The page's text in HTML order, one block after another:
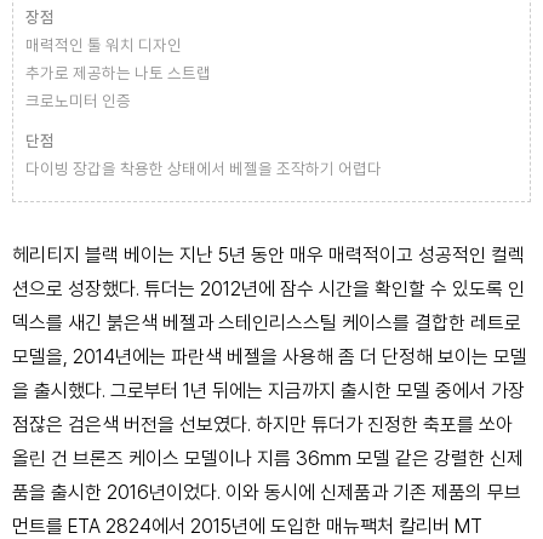
장점
매력적인 툴 워치 디자인
추가로 제공하는 나토 스트랩
크로노미터 인증
단점
다이빙 장갑을 착용한 상태에서 베젤을 조작하기 어렵다
​헤리티지 블랙 베이는 지난 5년 동안 매우 매력적이고 성공적인 컬렉
션으로 성장했다. 튜더는 2012년에 잠수 시간을 확인할 수 있도록 인
덱스를 새긴 붉은색 베젤과 스테인리스스틸 케이스를 결합한 레트로
모델을, 2014년에는 파란색 베젤을 사용해 좀 더 단정해 보이는 모델
을 출시했다. 그로부터 1년 뒤에는 지금까지 출시한 모델 중에서 가장
점잖은 검은색 버전을 선보였다. 하지만 튜더가 진정한 축포를 쏘아
올린 건 브론즈 케이스 모델이나 지름 36mm 모델 같은 강렬한 신제
품을 출시한 2016년이었다. 이와 동시에 신제품과 기존 제품의 무브
먼트를 ETA 2824에서 2015년에 도입한 매뉴팩처 칼리버 MT